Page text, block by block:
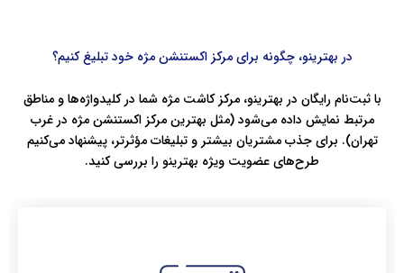
در بهترینو، چگونه برای مرکز اکستنشن مژه خود تبلیغ کنیم؟
با ثبت‌نام رایگان در بهترینو، مرکز کاشت مژه شما در کلیدواژه‌ها و مناطق
مرتبط نمایش داده می‌شود (مثل بهترین مرکز اکستنشن مژه در غرب
تهران). برای جذب مشتریان بیشتر و تبلیغات مؤثرتر، پیشنهاد می‌کنیم
طرح‌های عضویت ویژه بهترینو را بررسی کنید.